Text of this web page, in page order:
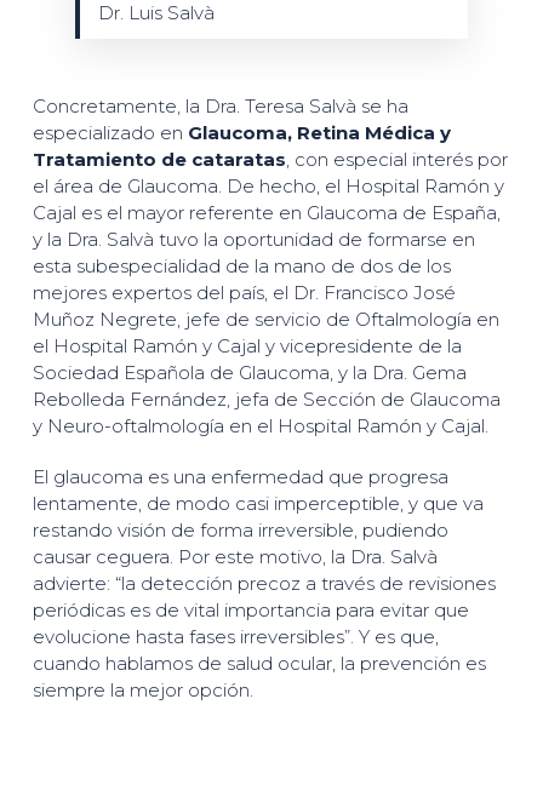
Dr. Luis Salvà
Concretamente, la Dra. Teresa Salvà se ha
especializado en Glaucoma, Retina Médica y
Tratamiento de cataratas, con especial interés por
el área de Glaucoma. De hecho, el Hospital Ramón y
Cajal es el mayor referente en Glaucoma de España,
y la Dra. Salvà tuvo la oportunidad de formarse en
esta subespecialidad de la mano de dos de los
mejores expertos del país, el Dr. Francisco José
Muñoz Negrete, jefe de servicio de Oftalmología en
el Hospital Ramón y Cajal y vicepresidente de la
Sociedad Española de Glaucoma, y la Dra. Gema
Rebolleda Fernández, jefa de Sección de Glaucoma
y Neuro-oftalmología en el Hospital Ramón y Cajal.
El glaucoma es una enfermedad que progresa
lentamente, de modo casi imperceptible, y que va
restando visión de forma irreversible, pudiendo
causar ceguera. Por este motivo, la Dra. Salvà
advierte: “la detección precoz a través de revisiones
periódicas es de vital importancia para evitar que
evolucione hasta fases irreversibles”. Y es que,
cuando hablamos de salud ocular, la prevención es
siempre la mejor opción.